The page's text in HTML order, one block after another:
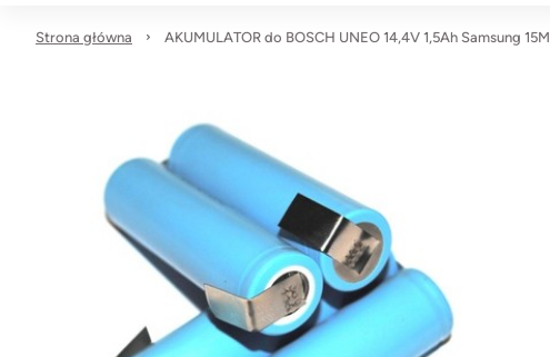
Strona główna AKUMULATOR do BOSCH UNEO 14,4V 1,5Ah Samsung 15M